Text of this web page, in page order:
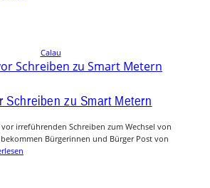
Calau
Schreiben zu Smart Metern
irreführenden Schreiben zum Wechsel von
Bürgerinnen und Bürger Post von